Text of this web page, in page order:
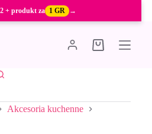
+ produkt za 1 GR →
Koszyk
Akcesoria kuchenne